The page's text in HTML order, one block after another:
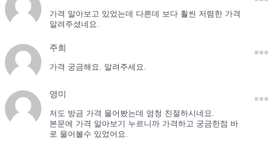
가격 알아보고 있었는데 다른데 보다 훨씬 저렴한 가격
알려주셨네요.
주희
가격 궁금해요. 알려주세요.
영미
저도 방금 가격 물어봤는데 엄청 친절하시네요.
본문에 가격 알아보기 누르니까 가격하고 궁금한점 바
로 물어볼수 있었어요.